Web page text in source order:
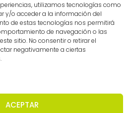
utilizamos tecnologías como
y/o acceder a la información del
de estas tecnologías nos permitirá
de navegación o las
sitio. No consentir o retirar el
negativamente a ciertas
ACEPTAR
2026 • Todos los derechos
Inicianet